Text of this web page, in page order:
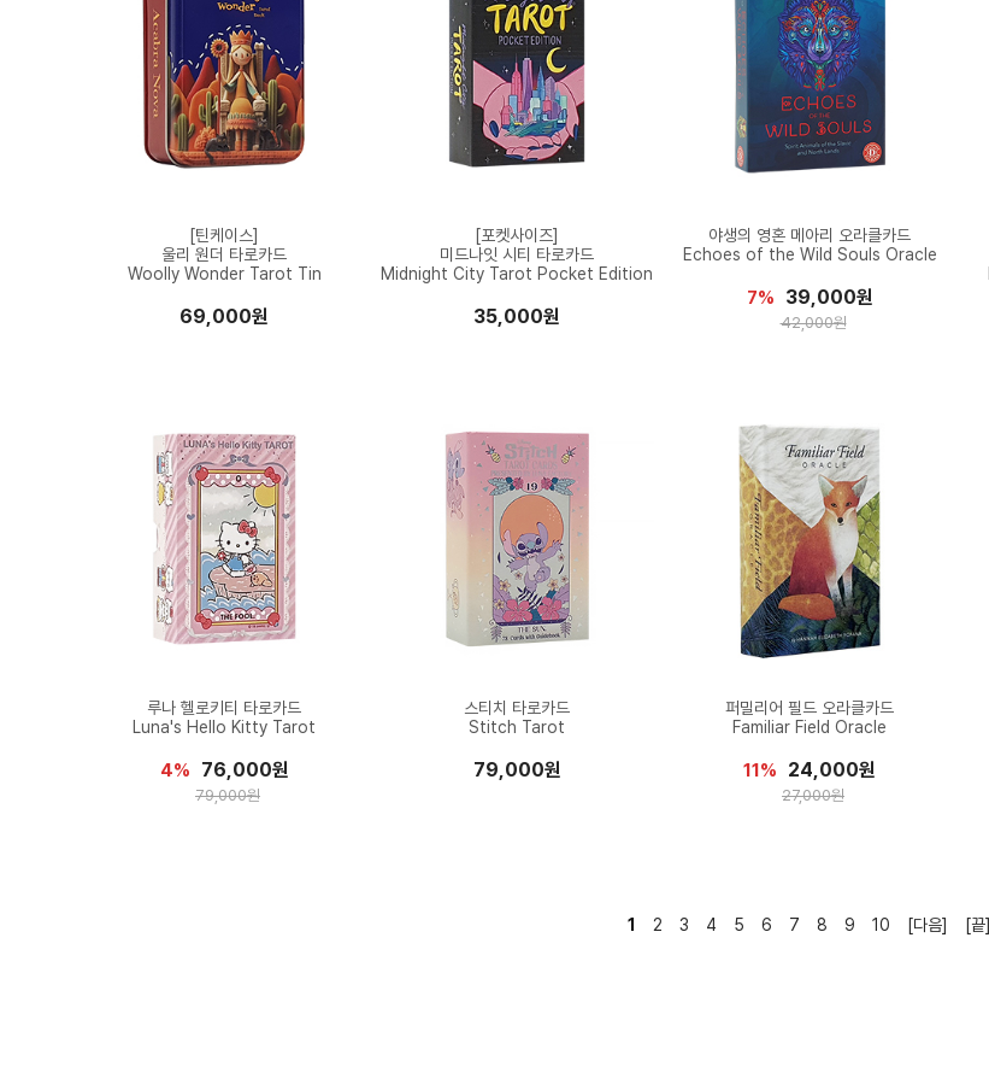
[틴케이스]
울리 원더 타로카드
Woolly Wonder Tarot Tin
69,000원
[포켓사이즈]
미드나잇 시티 타로카드
Midnight City Tarot Pocket Edition
35,000원
야생의 영혼 메아리 오라클카드
Echoes of the Wild Souls Oracle
7% 39,000원
42,000원
루나 헬로키티 타로카드
Luna's Hello Kitty Tarot
4% 76,000원
79,000원
스티치 타로카드
Stitch Tarot
79,000원
퍼밀리어 필드 오라클카드
Familiar Field Oracle
11% 24,000원
27,000원
1 2 3 4 5 6 7 8 9 10 [다음] [끝]